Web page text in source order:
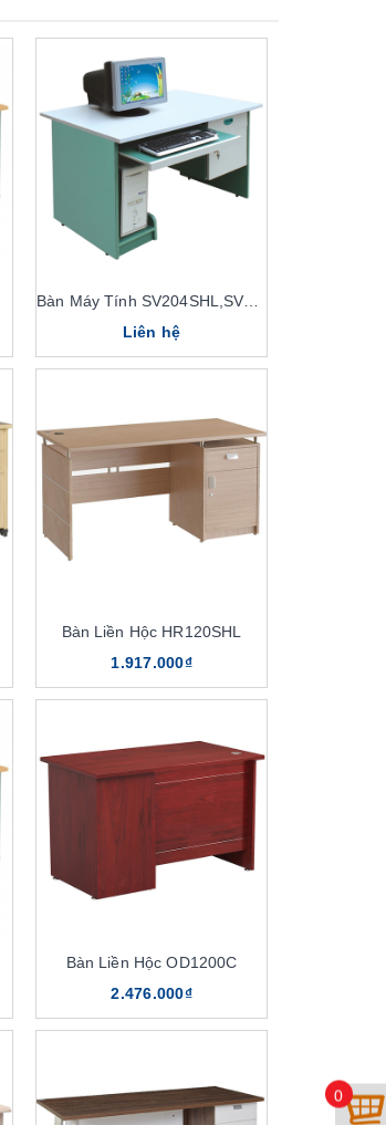
Bàn Máy Tính SV204SHL,SV204HL
Liên hệ
Bàn Liền Hộc HR120SHL
1.917.000₫
Bàn Liền Hộc OD1200C
2.476.000₫
0